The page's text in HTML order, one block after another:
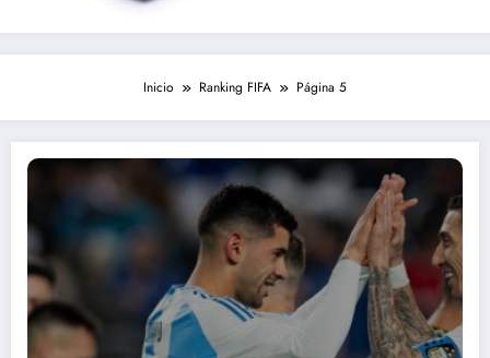
Inicio Ranking FIFA Página 5